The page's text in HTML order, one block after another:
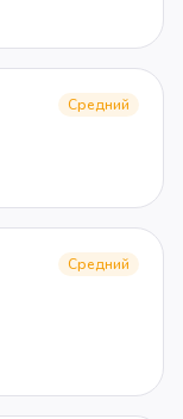
Средний
Средний